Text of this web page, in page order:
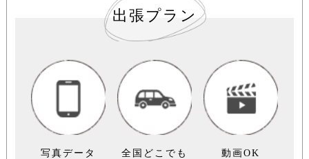
出張プラン
写真データ 全国どこでも 動画OK